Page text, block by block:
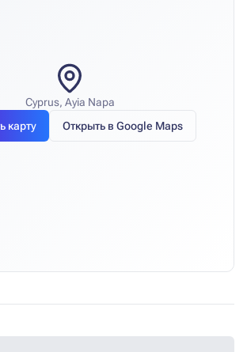
Cyprus, Ayia Napa
карту
Открыть в Google Maps